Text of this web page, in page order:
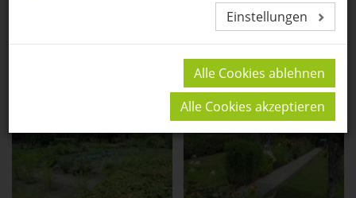
Einstellungen
Alle Cookies ablehnen
Alle Cookies akzeptieren